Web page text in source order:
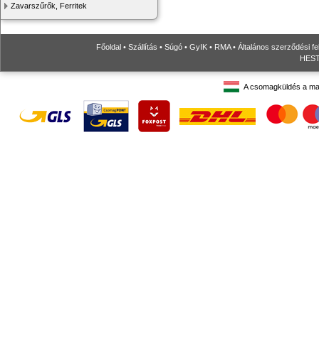
Zavarszűrők, Ferritek
Főoldal • Szállítás • Súgó • GyIK • RMA• Általános szerződési
A csomagküldés a